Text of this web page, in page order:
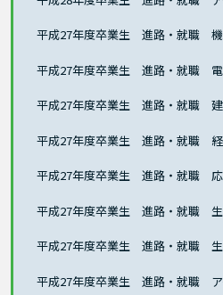
平成27年度卒業生 進路・就職 機
平成27年度卒業生 進路・就職 電
平成27年度卒業生 進路・就職 建
平成27年度卒業生 進路・就職 経
平成27年度卒業生 進路・就職 応
平成27年度卒業生 進路・就職 生
平成27年度卒業生 進路・就職 生
平成27年度卒業生 進路・就職 ア